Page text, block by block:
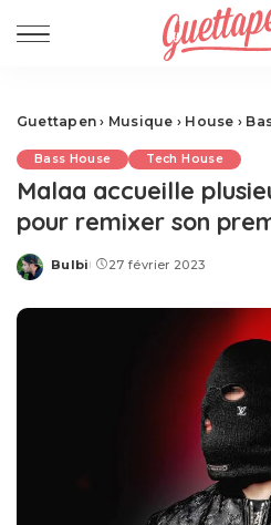
Guettapen › Musique › House ›
Bass House Tech House
Malaa accueille
pour remixer son
Posted
Bulbi 27 février 2023